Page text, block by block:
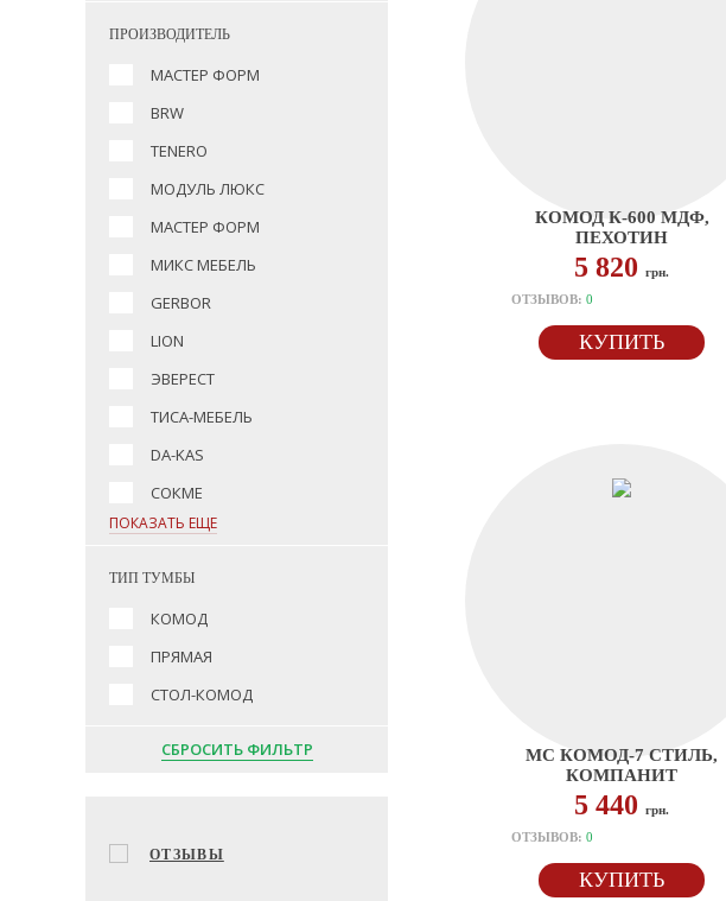
ПРОИЗВОДИТЕЛЬ
МАСТЕР ФОРМ
BRW
TENERO
МОДУЛЬ ЛЮКС
МАСТЕР ФОРМ
МИКС МЕБЕЛЬ
GERBOR
LION
ЭВЕРЕСТ
ТИСА-МЕБЕЛЬ
DA-KAS
СОКМЕ
ПОКАЗАТЬ ЕЩЕ
ТИП ТУМБЫ
КОМОД
ПРЯМАЯ
СТОЛ-КОМОД
СБРОСИТЬ ФИЛЬТР
ОТЗЫВЫ
КОМОД К-600 МДФ,
ПЕХОТИН
5 820 грн.
ОТЗЫВОВ: 0
КУПИТЬ
МС КОМОД-7 СТИЛЬ,
КОМПАНИТ
5 440 грн.
ОТЗЫВОВ: 0
КУПИТЬ